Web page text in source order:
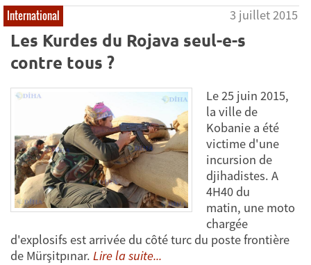
International 3 juillet 2015
Les Kurdes du Rojava seul-e-s
contre tous ?
Le 25 juin 2015,
la ville de
Kobanie a été
victime d'une
incursion de
djihadistes. A
4H40 du
matin, une moto
chargée
d'explosifs est arrivée du côté turc du poste frontière
de Mürşitpınar. Lire la suite...